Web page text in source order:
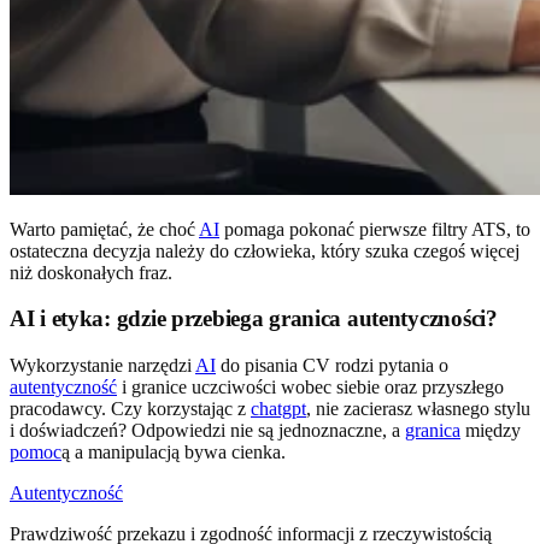
Warto pamiętać, że choć AI pomaga pokonać pierwsze filtry ATS, to
ostateczna decyzja należy do człowieka, który szuka czegoś więcej
niż doskonałych fraz.
AI i etyka: gdzie przebiega granica autentyczności?
Wykorzystanie narzędzi AI do pisania CV rodzi pytania o
autentyczność i granice uczciwości wobec siebie oraz przyszłego
pracodawcy. Czy korzystając z chatgpt, nie zacierasz własnego stylu
i doświadczeń? Odpowiedzi nie są jednoznaczne, a granica między
pomocą a manipulacją bywa cienka.
Autentyczność
Prawdziwość przekazu i zgodność informacji z rzeczywistością